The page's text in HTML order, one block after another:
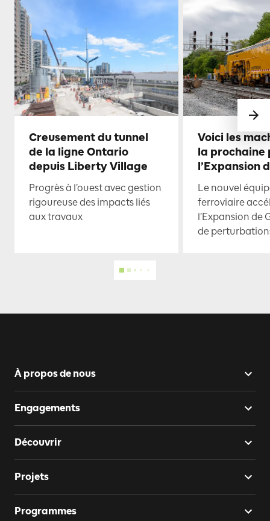
Creusement du tunnel
de la ligne Ontario
depuis Liberty Village
Progrès à l’ouest avec gestion
rigoureuse des impacts liés
aux travaux
Voici les
la prochaine
l’Expansion
Le nouvel
ferroviaire
l’Expansion de
de
À propos de nous
Engagements
Découvrir
Projets
Programmes